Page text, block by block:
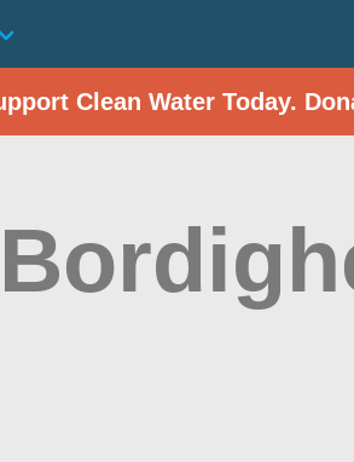
Clean Water Today.